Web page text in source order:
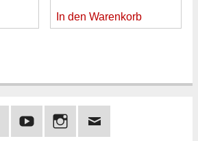
In den Warenkorb